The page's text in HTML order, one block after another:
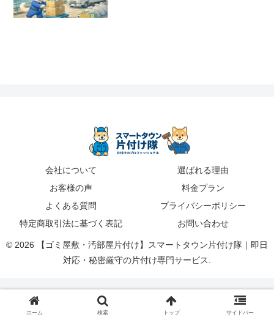
会社について
選ばれる理由
お客様の声
料金プラン
よくある質問
プライバシーポリシー
特定商取引法に基づく表記
お問い合わせ
© 2026 【ゴミ屋敷・汚部屋片付け】スマートタウン片付け隊｜即日
対応・秘密厳守の片付け専門サービス.
ホーム 検索 トップ サイドバー